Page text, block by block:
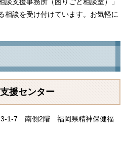
相談を受け付けています。お気軽に
援センター
1-7 南側2階 福岡県精神保健福